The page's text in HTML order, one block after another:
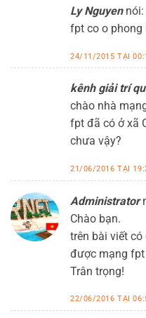
Ly Nguyen nói:
fpt co o phong
24/11/2015 TẠI
kênh giải trí
chào nhà
fpt đã có ở xã
chưa vậy?
21/06/2016 TẠI
Administrator
Chào bạn.
trên bài viết
được mạng fpt
Trân trọng!
22/06/2016 TẠI